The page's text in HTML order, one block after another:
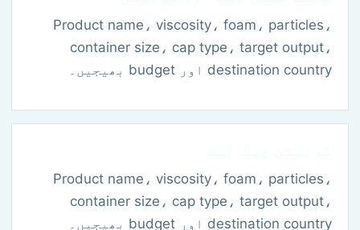
Product name، viscosity، foam، particles،
container size، cap type، target output،
destination country اور budget بھیجیں۔
Product name، viscosity، foam، particles،
container size، cap type، target output،
destination country اور budget بھیجیں۔